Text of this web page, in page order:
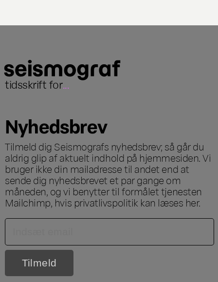
tidsskrift for...
Nyhedsbrev
Tilmeld dig Seismografs nyhedsbrev; så går du
aldrig glip af aktuelt indhold på hjemmesiden. Vi
bruger ikke din mailadresse til andet end at
sende dig nyhedsbrevet et par gange om
måneden, og vi benytter til formålet tjenesten
Mailchimp, hvis privatlivspolitik kan læses her.